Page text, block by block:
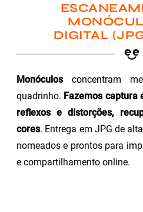
DIGITAL
Monóculosconcentram
quadrinho. Fazemos captura
reflexos e distorções,
cores. Entrega em JPG de
nomeados e prontos para
e compartilhamento online.